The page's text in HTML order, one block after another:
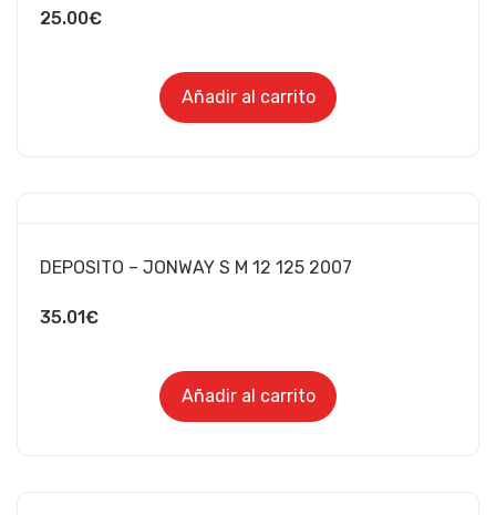
25.00€
Añadir al carrito
DEPOSITO – JONWAY S M 12 125 2007
35.01€
Añadir al carrito